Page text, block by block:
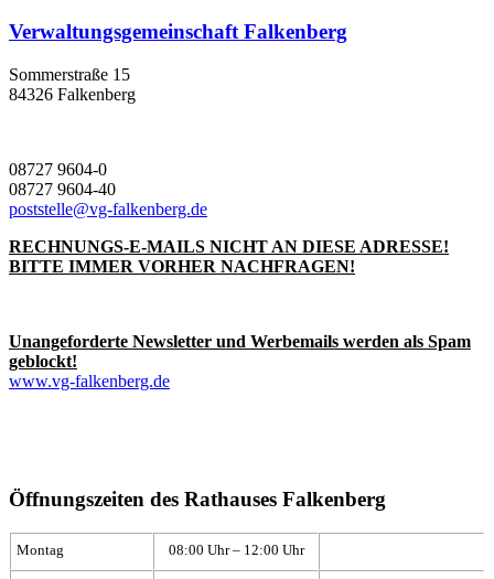
Verwaltungsgemeinschaft Falkenberg
Sommerstraße 15
84326 Falkenberg
08727 9604-0
08727 9604-40
poststelle@vg-falkenberg.de
RECHNUNGS-E-MAILS NICHT AN DIESE ADRESSE!
BITTE IMMER VORHER NACHFRAGEN!
Unangeforderte Newsletter und Werbemails werden als Spam
geblockt!
www.vg-falkenberg.de
Öffnungszeiten des Rathauses Falkenberg
Montag 08:00 Uhr – 12:00 Uhr